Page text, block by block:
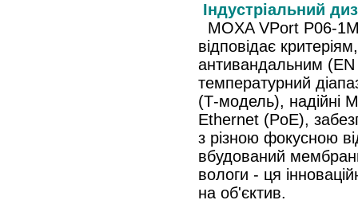
Індустріальний
MOXA VPort P06-
відповідає
антивандальним
температурний
(Т-модель), надійні
Ethernet (PoE),
з різною фокусною
вбудований
вологи - ця
на об'єктив.